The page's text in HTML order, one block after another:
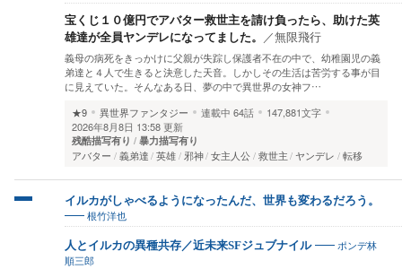
宝くじ１０億円でアバター救世主を請け負ったら、助けた英
雄達が全員ヤンデレになってました。 ／無限飛行
義母の病死をきっかけに父親が失踪し保護者不在の中で、幼稚園児の義
弟達と４人で生きると決意した天音。しかしその生活は苦労する事が目
に見えていた。そんなある日、夢の中で異世界の女神フ…
★9
異世界ファンタジー 連載中 64話
147,881文字
2026年8月8日 13:58 更新
残酷描写有り 暴力描写有り
アバター 義弟達 英雄 邪神 女主人公 救世主 ヤンデレ 転移
イルカがしゃべるようになったんだ、世界も変わるだろう。
根竹洋也
人とイルカの異種共存／近未来SFジュブナイル
ポンデ林
順三郎